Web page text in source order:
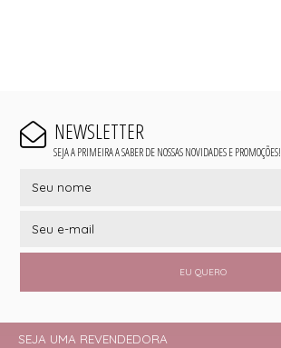
NEWSLETTER
SEJA A PRIMEIRA A SABER DE NOSSAS NOVIDADES E PROMOÇÕES!
EU QUERO
SEJA UMA REVENDEDORA